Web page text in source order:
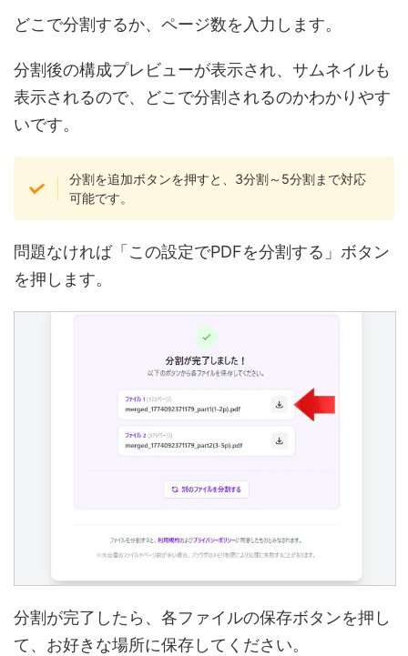
どこで分割するか、ページ数を入力します。
分割後の構成プレビューが表示され、サムネイルも
表示されるので、どこで分割されるのかわかりやす
いです。
分割を追加ボタンを押すと、3分割～5分割まで対応
可能です。
問題なければ「この設定でPDFを分割する」ボタン
を押します。
分割が完了したら、各ファイルの保存ボタンを押し
て、お好きな場所に保存してください。